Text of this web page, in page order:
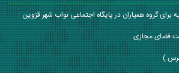
برای گروه همیاران در پایگاه اجتماعی نواب شهر قزوین
فضای مجازی
)